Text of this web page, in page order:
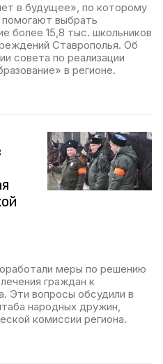
в будущее», по которому
выбрать
более 15,8 тыс. школьников
Ставрополья. Об
совета по реализации
в регионе.
меры по решению
граждан к
Эти вопросы обсудили в
народных дружин,
комиссии региона.